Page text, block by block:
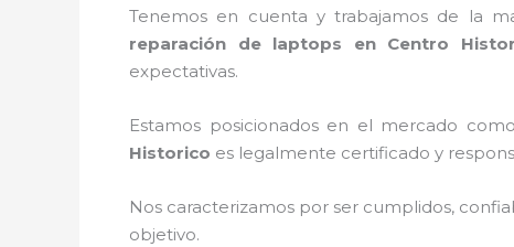
Tenemos en cuenta y trabajamos de la
reparación de laptops en Centro
expectativas.
Estamos posicionados en el mercado
Historico es legalmente certificado y
Nos caracterizamos por ser cumplidos,
objetivo.